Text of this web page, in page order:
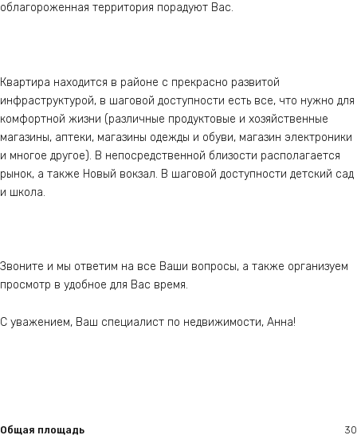
облагороженная территория порадуют Вас.
Квартира находится в районе с прекрасно развитой
инфраструктурой, в шаговой доступности есть все, что нужно для
комфортной жизни (различные продуктовые и хозяйственные
магазины, аптеки, магазины одежды и обуви, магазин электроники
и многое другое). В непосредственной близости располагается
рынок, а также Новый вокзал. В шаговой доступности детский сад
и школа.
Звоните и мы ответим на все Ваши вопросы, а также организуем
просмотр в удобное для Вас время.
С уважением, Ваш специалист по недвижимости, Анна!
Общая площадь 30